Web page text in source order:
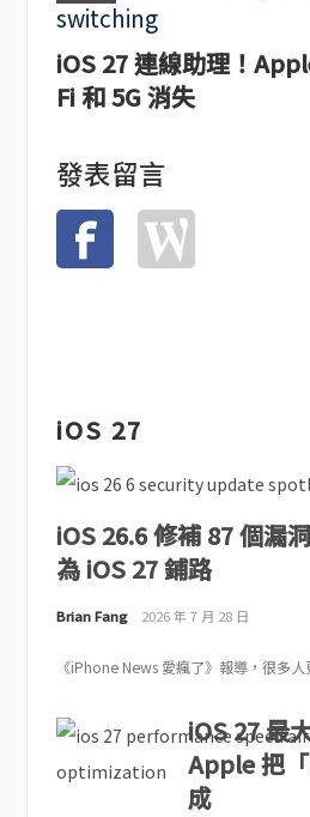
iOS 27 連線助理！
Fi 和 5G 消失
發表留言
iOS 27
iOS 26.6 修補 87 個漏
為 iOS 27 鋪路
Brian Fang 2026 年 7 月 28 日
《iPhone News 愛瘋了》報導，很多人
iOS 27 最
Apple 把
成